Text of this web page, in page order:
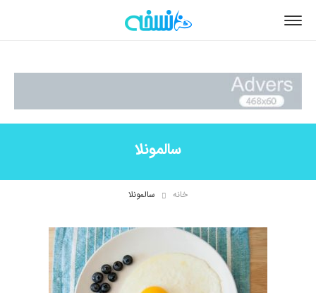
سالمونلا
خانه سالمونلا